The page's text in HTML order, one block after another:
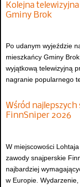
Kolejna
Gminy Brok
Po udanym wyjeździe
mieszkańcy Gminy
wyjątkową telewizyjną
nagranie popularnego
Wśród najlepszych
FinnSniper 2026
W miejscowości
zawody snajperskie
najbardziej
w Europie.